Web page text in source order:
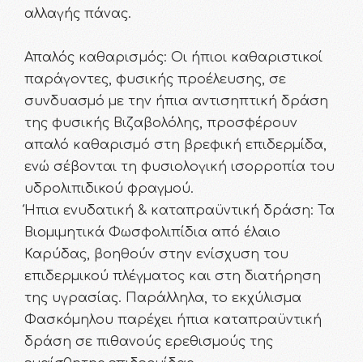
αλλαγής πάνας.
Απαλός καθαρισμός: Οι ήπιοι καθαριστικοί
παράγοντες, φυσικής προέλευσης, σε
συνδυασµό µε την ήπια αντισηπτική δράση
της φυσικής Βιζαβολόλης, προσφέρουν
απαλό καθαρισµό στη βρεφική επιδερµίδα,
ενώ σέβονται τη φυσιολογική ισορροπία του
υδρολιπιδικού φραγµού.
Ήπια ενυδατική & καταπραϋντική δράση: Τα
Βιοµιµητικά Φωσφολιπίδια από έλαιο
Καρύδας, βοηθούν στην ενίσχυση του
επιδερµικού πλέγµατος και στη διατήρηση
της υγρασίας. Παράλληλα, το εκχύλισµα
Φασκόµηλου παρέχει ήπια καταπραϋντική
δράση σε πιθανούς ερεθισµούς της